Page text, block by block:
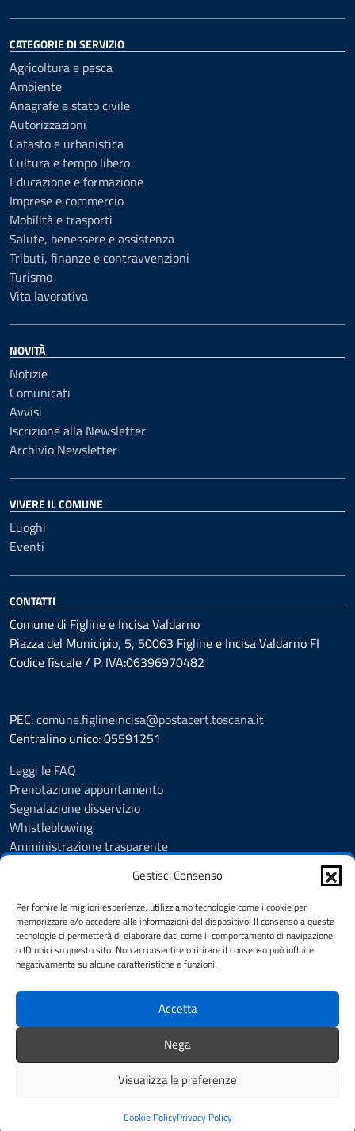
Gestisci Consenso
Per fornire le migliori esperienze, utilizziamo tecnologie come i cookie per
memorizzare e/o accedere alle informazioni del dispositivo. Il consenso a queste
tecnologie ci permetterà di elaborare dati come il comportamento di navigazione
o ID unici su questo sito. Non acconsentire o ritirare il consenso può influire
negativamente su alcune caratteristiche e funzioni.
Accetta
Nega
Visualizza le preferenze
Cookie PolicyPrivacy Policy
CATEGORIE DI SERVIZIO
Agricoltura e pesca
Ambiente
Anagrafe e stato civile
Autorizzazioni
Catasto e urbanistica
Cultura e tempo libero
Educazione e formazione
Imprese e commercio
Mobilità e trasporti
Salute, benessere e assistenza
Tributi, finanze e contravvenzioni
Turismo
Vita lavorativa
NOVITÀ
Notizie
Comunicati
Avvisi
Iscrizione alla Newsletter
Archivio Newsletter
VIVERE IL COMUNE
Luoghi
Eventi
CONTATTI
Comune di Figline e Incisa Valdarno
Piazza del Municipio, 5, 50063 Figline e Incisa Valdarno FI
Codice fiscale / P. IVA:06396970482
PEC:comune.figlineincisa@postacert.toscana.it
Centralino unico: 05591251
Leggi le FAQ
Prenotazione appuntamento
Segnalazione disservizio
Whistleblowing
Amministrazione trasparente
Albo Pretorio
Cookie Policy
Informativa privacy
Dichiarazione di accessibilità
SEGUICI SU
Facebook Instagram YouTube
Credits